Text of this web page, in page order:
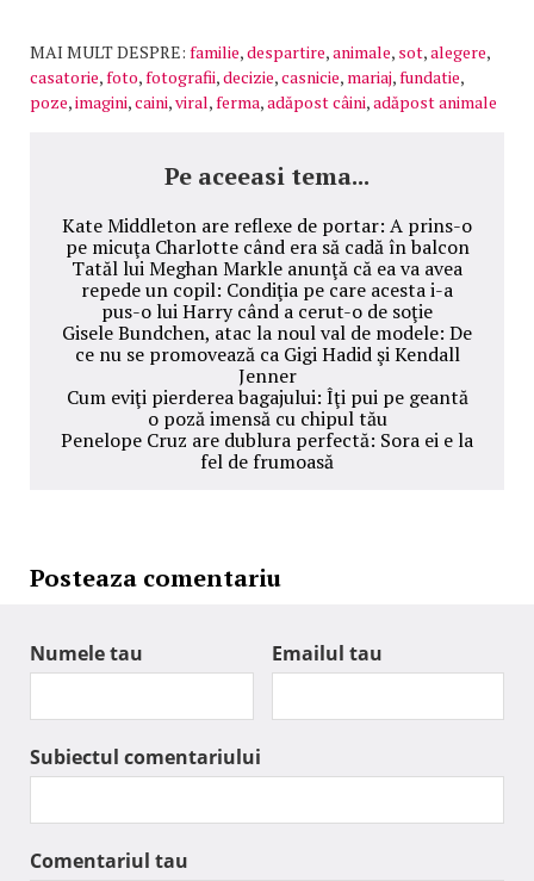
MAI MULT DESPRE: familie,despartire,animale, sot,alegere,
casatorie,foto,fotografii,decizie,casnicie, mariaj,fundatie,
poze,imagini,caini,viral,ferma,adăpost câini,adăpost animale
Pe aceeasi tema...
Kate Middleton are reflexe de portar: A prins-o
pe micuţa Charlotte când era să cadă în balcon
Tatăl lui Meghan Markle anunţă că ea va avea
repede un copil: Condiţia pe care acesta i-a
pus-o lui Harry când a cerut-o de soţie
Gisele Bundchen, atac la noul val de modele: De
ce nu se promovează ca Gigi Hadid şi Kendall
Jenner
Cum eviţi pierderea bagajului: Îţi pui pe geantă
o poză imensă cu chipul tău
Penelope Cruz are dublura perfectă: Sora ei e la
fel de frumoasă
Posteaza comentariu
Numele tau Emailul tau
Subiectul comentariului
Comentariul tau